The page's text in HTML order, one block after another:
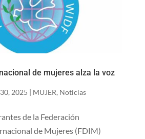
de mujeres alza la voz
2025 | MUJER, Noticias
de la Federación
de Mujeres (FDIM)